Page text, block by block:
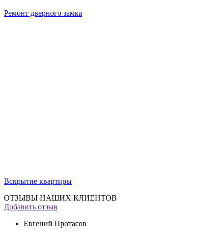
Ремонт дверного замка
Вскрытие квартиры
ОТЗЫВЫ НАШИХ КЛИЕНТОВ
Добавить отзыв
Евгений Протасов